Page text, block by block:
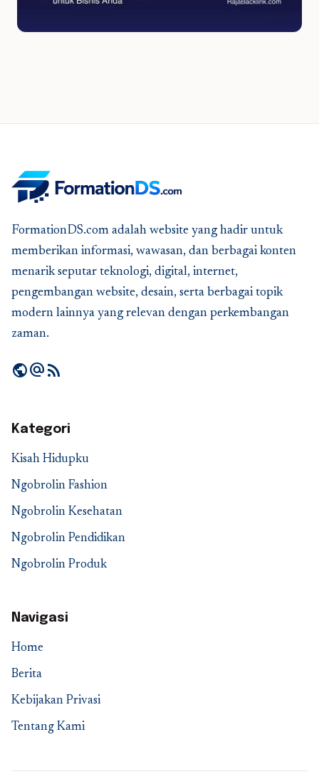
FormationDS.com adalah website yang hadir untuk
memberikan informasi, wawasan, dan berbagai konten
menarik seputar teknologi, digital, internet,
pengembangan website, desain, serta berbagai topik
modern lainnya yang relevan dengan perkembangan
zaman.
publicalternate_emailrss_feed
Kategori
Kisah Hidupku
Ngobrolin Fashion
Ngobrolin Kesehatan
Ngobrolin Pendidikan
Ngobrolin Produk
Navigasi
Home
Berita
Kebijakan Privasi
Tentang Kami